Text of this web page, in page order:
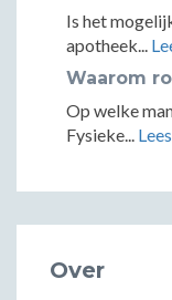
Is het
apotheek...
Waarom
Op welke
Fysieke...
Over